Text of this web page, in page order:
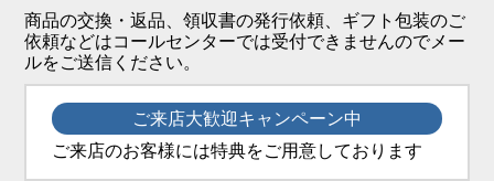
商品の交換・返品、領収書の発行依頼、ギフト包装のご
依頼などはコールセンターでは受付できませんのでメー
ルをご送信ください。
ご来店大歓迎キャンペーン中
ご来店のお客様には特典をご用意しております